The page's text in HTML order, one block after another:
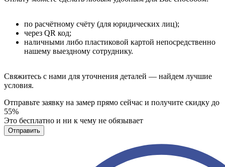
по расчётному счёту (для юридических лиц);
через QR код;
наличными либо пластиковой картой непосредственно
нашему выездному сотруднику.
Свяжитесь с нами для уточнения деталей — найдем лучшие
условия.
Отправьте заявку на замер прямо сейчас и получите скидку до
55%
Это бесплатно и ни к чему не обязывает
Отправить